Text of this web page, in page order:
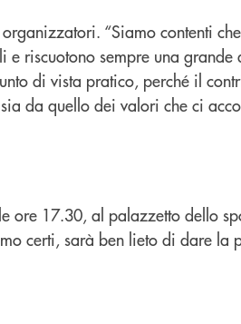
“Siamo contenti
riscuotono sempre una
di vista pratico, perché il
da quello dei valori che ci
17.30, al palazzetto dello
certi, sarà ben lieto di dare la